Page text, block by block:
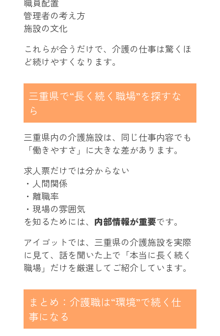
管理者の考え方
施設の文化
これらが合うだけで、介護の仕事は驚くほ
ど続けやすくなります。
三重県で“長く続く職場”を探すな
ら
三重県内の介護施設は、同じ仕事内容でも
「働きやすさ」に大きな差があります。
求人票だけでは分からない
・人間関係
・離職率
・現場の雰囲気
を知るためには、 内部情報が重要です。
アイゴットでは、三重県の介護施設を実際
に見て、話を聞いた上で「本当に長く続く
職場」だけを厳選してご紹介しています。
まとめ：介護職は“環境”で続く仕
事になる